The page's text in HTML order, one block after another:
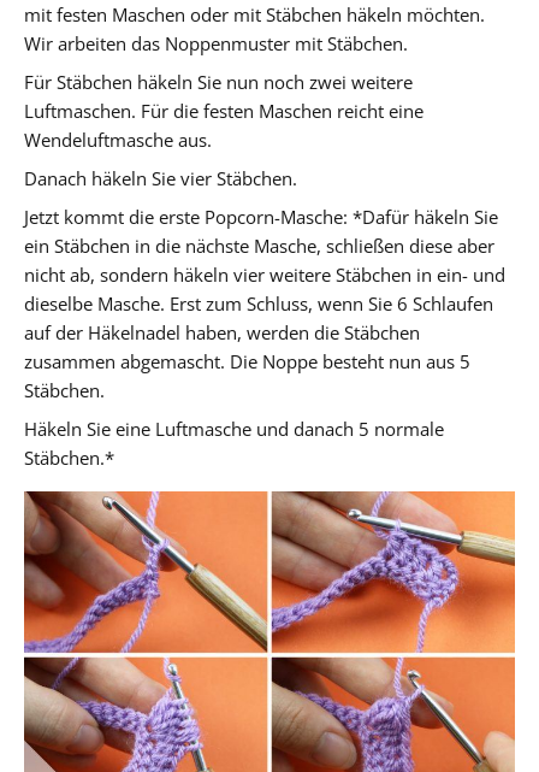
mit festen Maschen oder mit Stäbchen häkeln möchten.
Wir arbeiten das Noppenmuster mit Stäbchen.
Für Stäbchen häkeln Sie nun noch zwei weitere
Luftmaschen. Für die festen Maschen reicht eine
Wendeluftmasche aus.
Danach häkeln Sie vier Stäbchen.
Jetzt kommt die erste Popcorn-Masche: *Dafür häkeln Sie
ein Stäbchen in die nächste Masche, schließen diese aber
nicht ab, sondern häkeln vier weitere Stäbchen in ein- und
dieselbe Masche. Erst zum Schluss, wenn Sie 6 Schlaufen
auf der Häkelnadel haben, werden die Stäbchen
zusammen abgemascht. Die Noppe besteht nun aus 5
Stäbchen.
Häkeln Sie eine Luftmasche und danach 5 normale
Stäbchen.*